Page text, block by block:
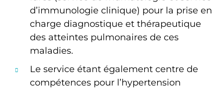
d’immunologie clinique) pour la prise en
charge diagnostique et thérapeutique
des atteintes pulmonaires de ces
maladies.
Le service étant également centre de
compétences pour l’hypertension